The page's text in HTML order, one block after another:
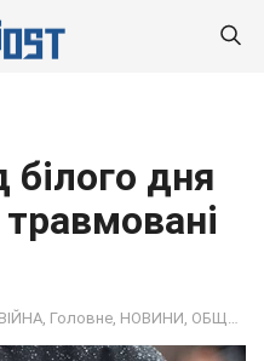
білого дня
ВІЙНА Головне НОВИНИ ОБЩЕСТВО